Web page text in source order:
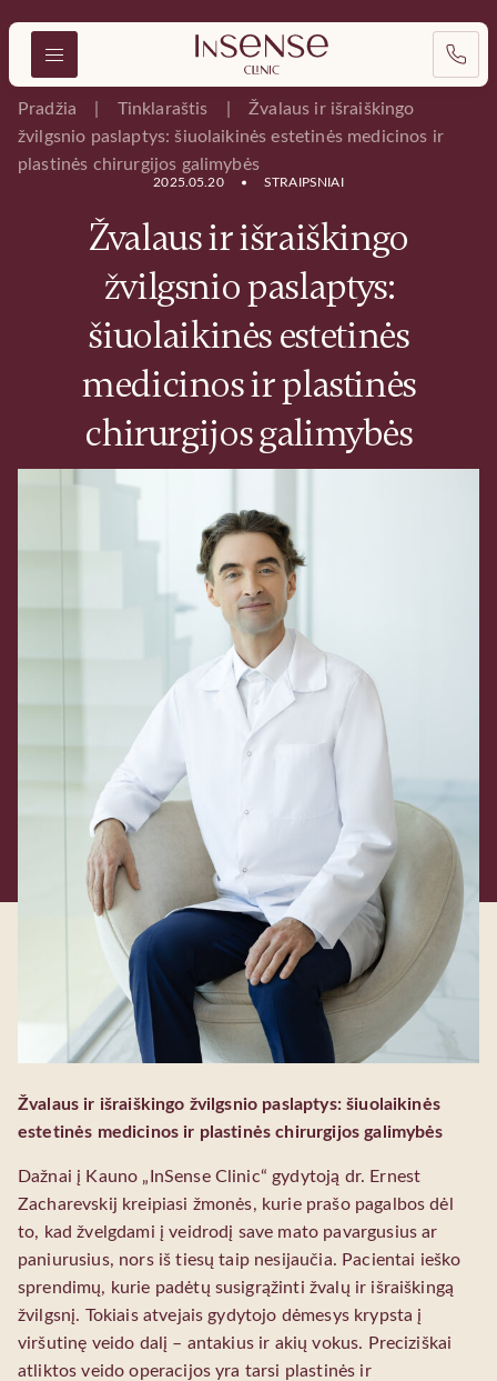
Pradžia Tinklaraštis
Žvalaus ir išraiškingo
žvilgsnio paslaptys: šiuolaikinės estetinės medicinos ir
plastinės chirurgijos galimybės
2025.05.20 STRAIPSNIAI
Žvalaus ir išraiškingo
žvilgsnio paslaptys:
šiuolaikinės estetinės
medicinos ir plastinės
chirurgijos galimybės
Žvalaus ir išraiškingo žvilgsnio paslaptys: šiuolaikinės
estetinės medicinos ir plastinės chirurgijos galimybės
Dažnai į Kauno „InSense Clinic“ gydytoją dr. Ernest
Zacharevskij kreipiasi žmonės, kurie prašo pagalbos dėl
to, kad žvelgdami į veidrodį save mato pavargusius ar
paniurusius, nors iš tiesų taip nesijaučia. Pacientai ieško
sprendimų, kurie padėtų susigrąžinti žvalų ir išraiškingą
žvilgsnį. Tokiais atvejais gydytojo dėmesys krypsta į
viršutinę veido dalį – antakius ir akių vokus. Preciziškai
atliktos veido operacijos yra tarsi plastinės ir